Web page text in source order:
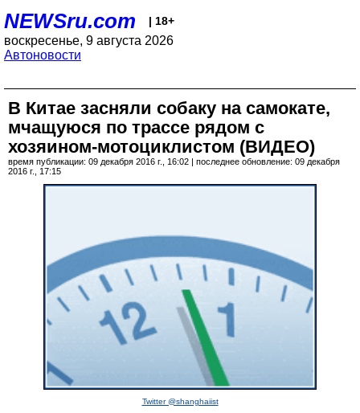
NEWSru.com | 18+
воскресенье, 9 августа 2026
Автоновости
В Китае засняли собаку на самокате,
мчащуюся по трассе рядом с
хозяином-мотоциклистом (ВИДЕО)
время публикации: 09 декабря 2016 г., 16:02 | последнее обновление: 09 декабря
2016 г., 17:15
Twitter @shanghaiist